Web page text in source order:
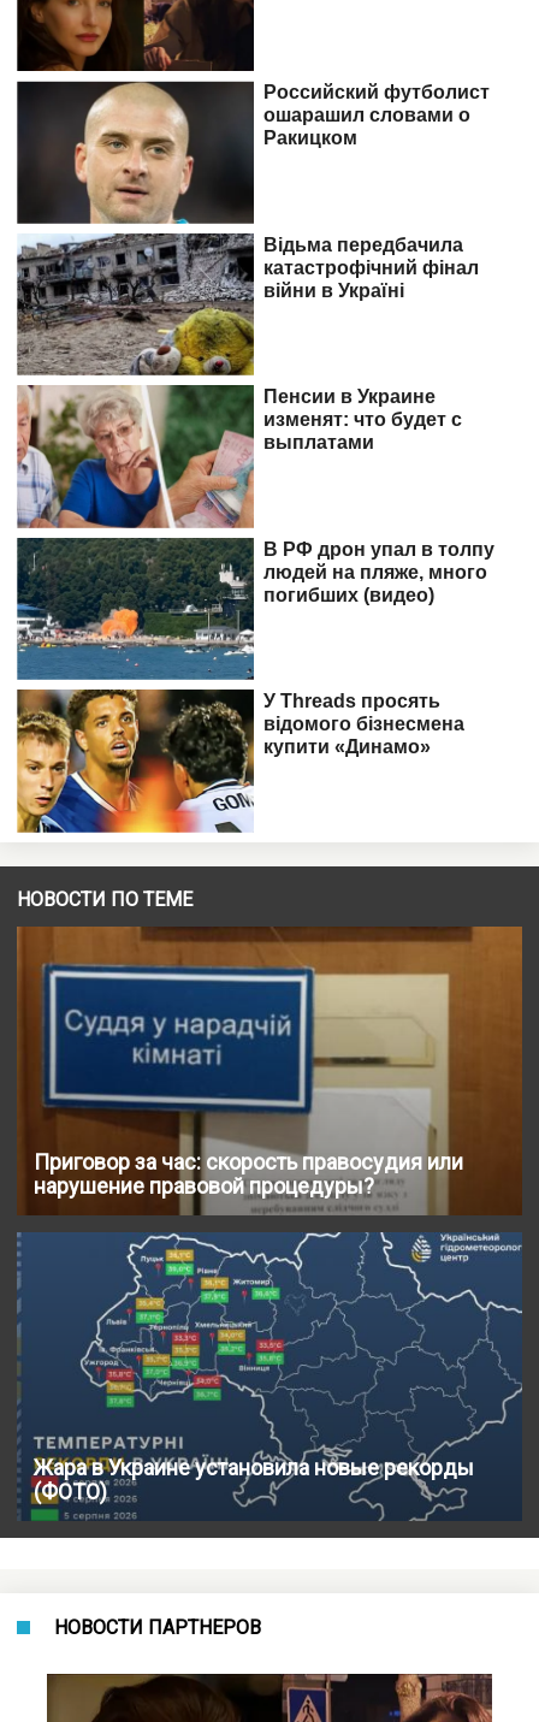
НОВОСТИ ПО ТЕМЕ
Приговор за час: скорость правосудия или
нарушение правовой процедуры?
Жара в Украине установила новые рекорды
(ФОТО)
НОВОСТИ ПАРТНЕРОВ